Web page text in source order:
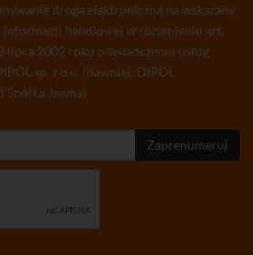
drogą elektroniczną na wskazany
informacji handlowej w rozumieniu art.
lipca 2002 roku o świadczeniu usług
sp. z o.o. (dawniej: DIPOL
Spółka Jawna)
Zaprenumeruj